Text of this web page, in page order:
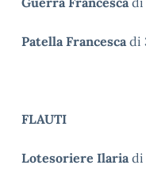
Patella Francescadi
FLAUTI
Lotesoriere Ilariadi